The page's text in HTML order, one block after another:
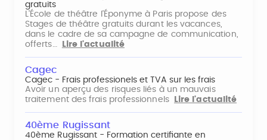
gratuits
L'École de théâtre l'Éponyme à Paris propose des
Stages de théâtre gratuits durant les vacances,
dans le cadre de sa campagne de communication,
offerts…
Lire l'actualité
Cagec
Cagec - Frais professionels et TVA sur les frais
Avoir un aperçu des risques liés à un mauvais
traitement des frais professionnels
Lire l'actualité
40ème Rugissant
40ème Rugissant - Formation certifiante en